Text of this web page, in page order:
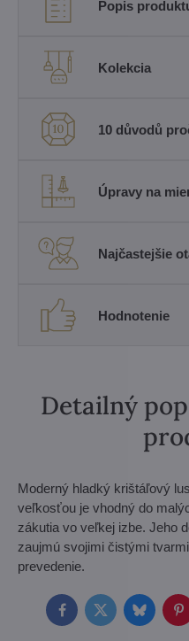
Popis
Kolekcia
10 důvodů
Úpravy na
Najčastejšie
Hodnotenie
Detailný
Moderný hladký krištáľový
veľkosťou je vhodný do
zákutia vo veľkej izbe. Jeho
zaujmú svojimi čistými
prevedenie.
FacebookTwitterBluesky